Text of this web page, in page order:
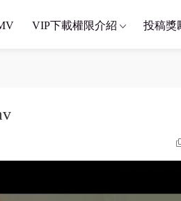
VIP下載權限介紹 投稿獎